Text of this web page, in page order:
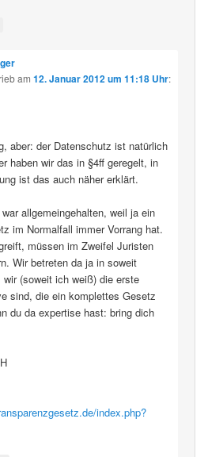
am 12. Januar 2012 um 11:18 Uhr:
aber: der Datenschutz ist natürlich
haben wir das in §4ff geregelt, in
ist das auch näher erklärt.
allgemeingehalten, weil ja ein
im Normalfall immer Vorrang hat.
müssen im Zweifel Juristen
Wir betreten da ja in soweit
wir (soweit ich weiß) die erste
sind, die ein komplettes Gesetz
du da expertise hast: bring dich
index.php?